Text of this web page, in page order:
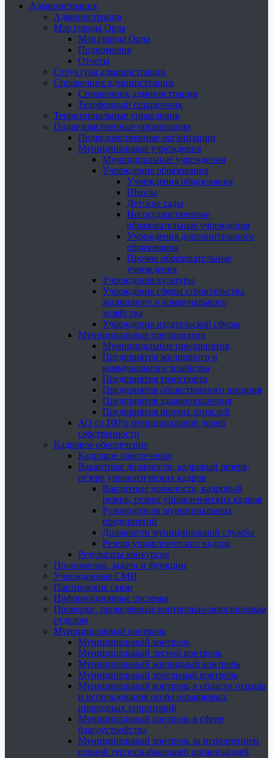
Администрация
Администрация
Мэр города Орла
Мэр города Орла
Полномочия
Отчеты
Структура администрации
Справочник администрации
Справочник администрации
Телефонный справочник
Территориальные управления
Подведомственные организации
Подведомственные организации
Муниципальные учреждения
Муниципальные учреждения
Учреждения образования
Учреждения образования
Школы
Детские сады
Негосударственные
образовательные учреждения
Учреждения дополнительного
образования
Прочие образовательные
учреждения
Учреждения культуры
Учреждения сферы строительства,
жилищного и коммунального
хозяйства
Учреждения издательской сферы
Муниципальные предприятия
Муниципальные предприятия
Предприятия жилищного и
коммунального хозяйства
Предприятия транспорта
Предприятия общественного питания
Предприятия здравоохранения
Предприятия прочих отраслей
АО со 100% муниципальной долей
собственности
Кадровое обеспечение
Кадровое обеспечение
Вакантные должности, кадровый резерв,
резерв управленческих кадров
Вакантные должности, кадровый
резерв, резерв управленческих кадров
Руководители муниципальных
предприятий
Должности муниципальной службы
Резерв управленческих кадров
Результаты конкурсов
Полномочия, задачи и функции
Учрежденные СМИ
Партнерские связи
Информационные системы
Проверки, проведенные контрольно-ревизионным
отделом
Муниципальный контроль
Муниципальный контроль
Муниципальный лесной контроль
Муниципальный жилищный контроль
Муниципальный земельный контроль
Муниципальный контроль в области охраны
и использования особо охраняемых
природных территорий
Муниципальный контроль в сфере
благоустройства
Муниципальный контроль за исполнением
единой теплоснабжающей организацией